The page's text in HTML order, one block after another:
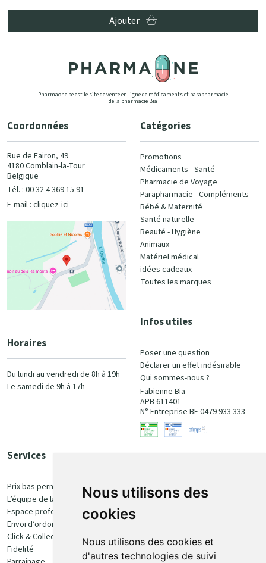
Nous utilisons des
cookies
Nous utilisons des cookies et
d'autres technologies de suivi
Ajouter
Pharmaone.be est le site de vente en ligne de médicaments et parapharmacie
de la pharmacie Bia
Coordonnées
Rue de Fairon, 49
4180 Comblain-la-Tour
Belgique
Tél. : 00 32 4 369 15 91
E-mail : cliquez-ici
Horaires
Du lundi au vendredi de 8h à 19h
Le samedi de 9h à 17h
Catégories
Promotions
Médicaments - Santé
Pharmacie de Voyage
Parapharmacie - Compléments
Bébé & Maternité
Santé naturelle
Beauté - Hygiène
Animaux
Matériel médical
idées cadeaux
Toutes les marques
Infos utiles
Poser une question
Déclarer un effet indésirable
Qui sommes-nous ?
Fabienne Bia
APB 611401
N° Entreprise BE 0479 933 333
Services
Prix bas permanent
L’équipe de la pharmacie
Espace professionnel
Envoi d’ordonnance
Click & Collect
Fidelité
100% sécurisé